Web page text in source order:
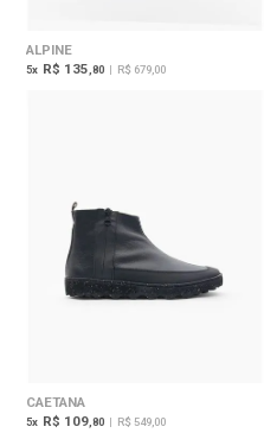
ALPINE
5x R$ 135 ,80 | R$ 679,00
CAETANA
5x R$ 109 ,80 | R$ 549,00